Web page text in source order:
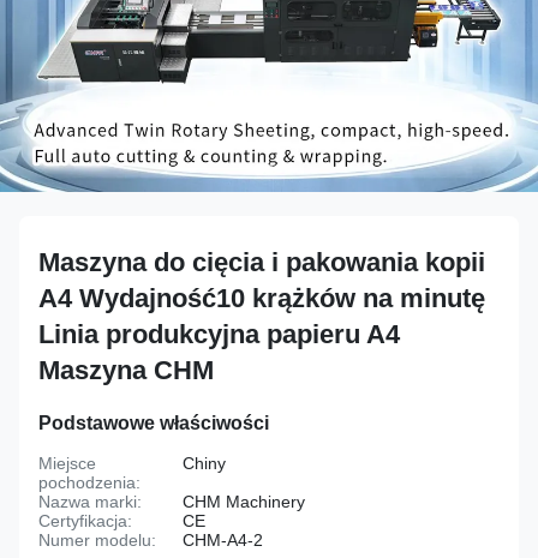
Maszyna do cięcia i pakowania kopii
A4 Wydajność10 krążków na minutę
Linia produkcyjna papieru A4
Maszyna CHM
Podstawowe właściwości
Miejsce
pochodzenia:
Chiny
Nazwa marki:
CHM Machinery
Certyfikacja:
CE
Numer modelu:
CHM-A4-2